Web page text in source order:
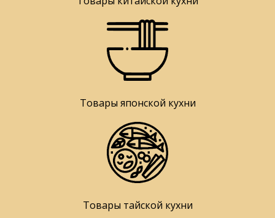
Товары японской кухни
Товары тайской кухни